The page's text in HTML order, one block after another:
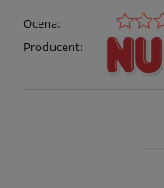
Ocena:
Producent: